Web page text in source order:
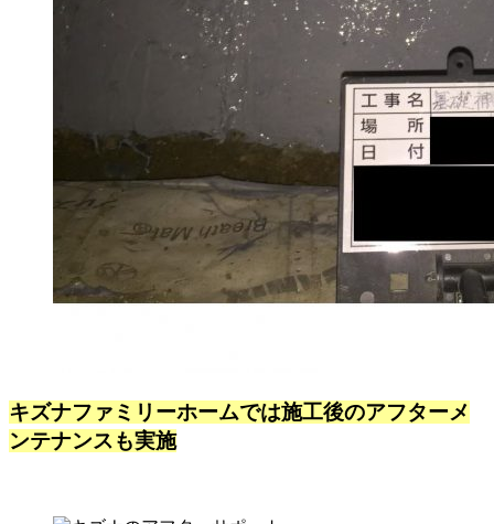
キズナファミリーホームでは施工後のアフターメ
ンテナンスも実施